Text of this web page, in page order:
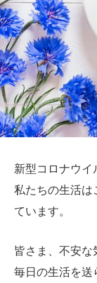
新型コロナウイ
私たちの生活は
ています。
皆さま、不安な
毎日の生活を送